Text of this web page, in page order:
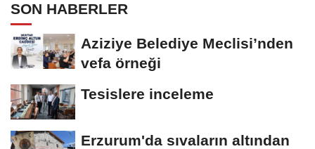
SON HABERLER
Aziziye Belediye Meclisi’nden
vefa örneği
Tesislere inceleme
Erzurum'da sıvaların altından